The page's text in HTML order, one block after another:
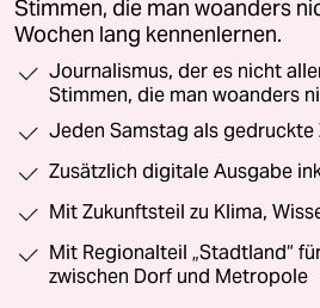
Stimmen, die man woanders
Wochen lang kennenlernen.
Journalismus, der es nicht
Stimmen, die man woanders
Jeden Samstag als gedruckte
Zusätzlich digitale Ausgabe
Mit Zukunftsteil zu Klima,
Mit Regionalteil „Stadtland“
zwischen Dorf und Metropole